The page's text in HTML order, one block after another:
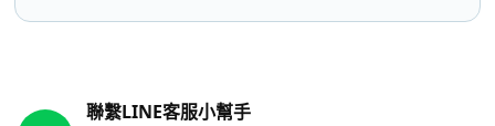
聯繫LINE客服小幫手